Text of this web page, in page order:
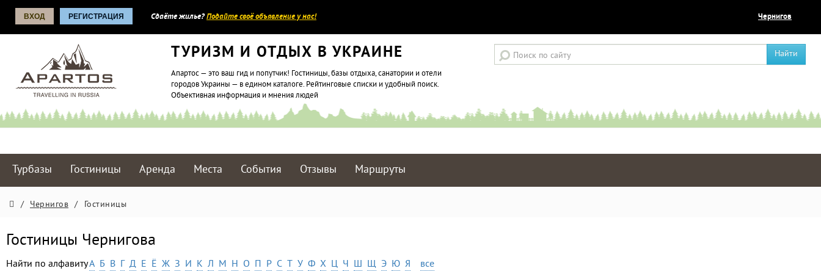
ВХОД РЕГИСТРАЦИЯ Сдаёте жилье?Подайте своё объявление у нас! Чернигов
ТУРИЗМ И ОТДЫХ В УКРАИНЕ
Апартос — это ваш гид и попутчик! Гостиницы, базы отдыха, санатории и отели
городов Украины — в едином каталоге. Рейтинговые списки и удобный поиск.
Объективная информация и мнения людей
Найти
Турбазы Гостиницы Аренда Места События Отзывы Маршруты
/ Чернигов / Гостиницы
Гостиницы Чернигова
Найти по алфавитуА Б В Г Д Е Ё Ж З И К Л М Н О П Р С Т У Ф Х Ц Ч Ш Щ Э Ю Я все